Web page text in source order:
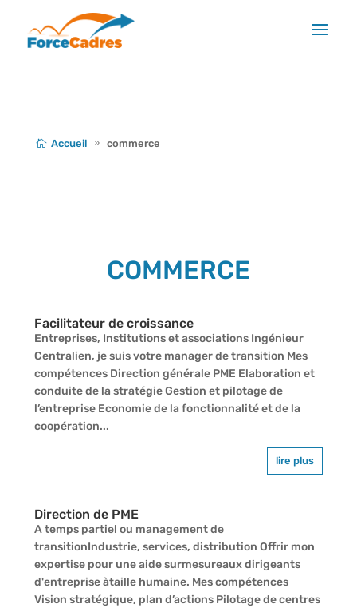
Accueil commerce
COMMERCE
Facilitateur de croissance
Entreprises, Institutions et associations Ingénieur
Centralien, je suis votre manager de transition Mes
compétences Direction générale PME Elaboration et
conduite de la stratégie Gestion et pilotage de
l’entreprise Economie de la fonctionnalité et de la
coopération...
lire plus
Direction de PME
A temps partiel ou management de
transitionIndustrie, services, distribution Offrir mon
expertise pour une aide surmesureaux dirigeants
d'entreprise àtaille humaine. Mes compétences
Vision stratégique, plan d’actions Pilotage de centres